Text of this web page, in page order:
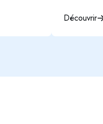
don
santé et
pour
Découvrir